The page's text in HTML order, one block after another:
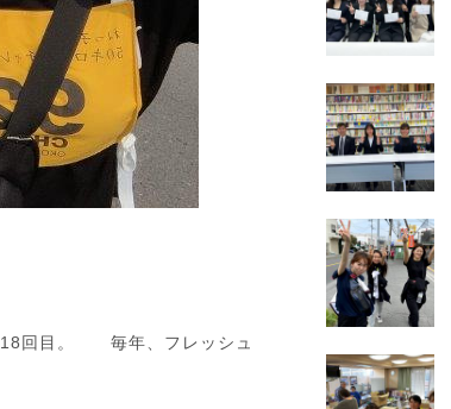
18 回目。 毎年、フレッシュ